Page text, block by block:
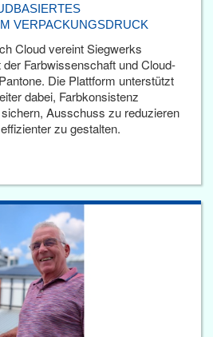
F
VERPACKUNGSDRUCK
Cloud vereint Siegwerks
Farbwissenschaft und Cloud-
Die Plattform unterstützt
dabei, Farbkonsistenz
Ausschuss zu reduzieren
zu gestalten.